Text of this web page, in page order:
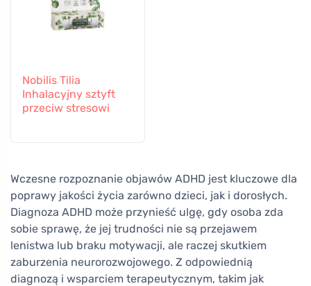
Nobilis Tilia
Inhalacyjny sztyft
przeciw stresowi
Wczesne rozpoznanie objawów ADHD jest kluczowe dla
poprawy jakości życia zarówno dzieci, jak i dorosłych.
Diagnoza ADHD może przynieść ulgę, gdy osoba zda
sobie sprawę, że jej trudności nie są przejawem
lenistwa lub braku motywacji, ale raczej skutkiem
zaburzenia neurorozwojowego. Z odpowiednią
diagnozą i wsparciem terapeutycznym, takim jak